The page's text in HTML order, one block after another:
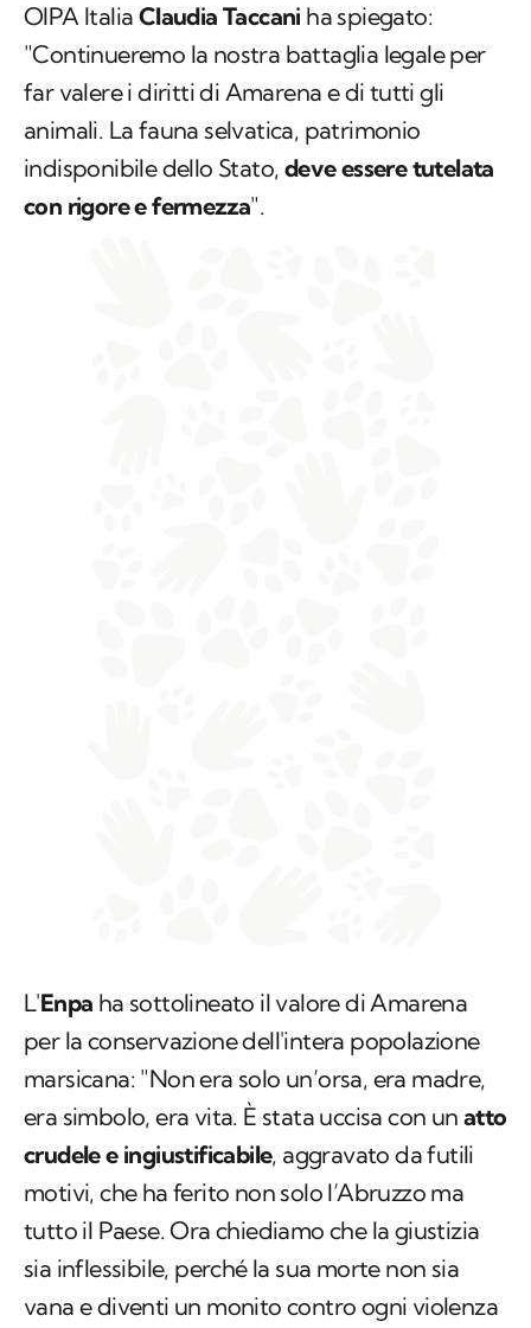
OIPA Italia Claudia Taccani ha spiegato:
"Continueremo la nostra battaglia legale per
far valere i diritti di Amarena e di tutti gli
animali. La fauna selvatica, patrimonio
indisponibile dello Stato, deve essere tutelata
con rigore e fermezza".
L'Enpa ha sottolineato il valore di Amarena
per la conservazione dell'intera popolazione
marsicana: "Non era solo un’orsa, era madre,
era simbolo, era vita. È stata uccisa con un atto
crudele e ingiustificabile, aggravato da futili
motivi, che ha ferito non solo l’Abruzzo ma
tutto il Paese. Ora chiediamo che la giustizia
sia inflessibile, perché la sua morte non sia
vana e diventi un monito contro ogni violenza